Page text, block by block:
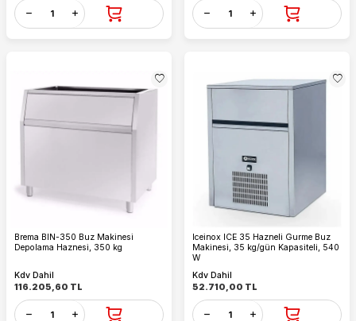
Brema BIN-350 Buz Makinesi
Depolama Haznesi, 350 kg
Kdv Dahil
116.205,60 TL
Iceinox ICE 35 Hazneli Gurme Buz
Makinesi, 35 kg/gün Kapasiteli, 540
W
Kdv Dahil
52.710,00 TL